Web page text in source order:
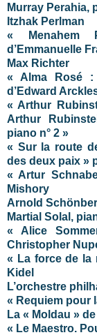
Murray Perahia,
Itzhak Perlman
« Menahem
d’Emmanuelle
Max Richter
« Alma Rosé :
d’Edward
« Arthur
Arthur
piano n° 2 »
« Sur la route
des deux paix »
« Artur
Mishory
Arnold
Martial Solal,
« Alice
Christopher
« La force de la
Kidel
L’orchestre
« Requiem pour
La « Moldau »
« Le Maestro.